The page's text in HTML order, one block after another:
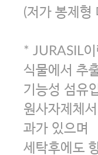
(저가 봉제형
* JURASIL이
식물에서 추
기능성 섬유
원사자제체
과가 있으며
세탁후에도